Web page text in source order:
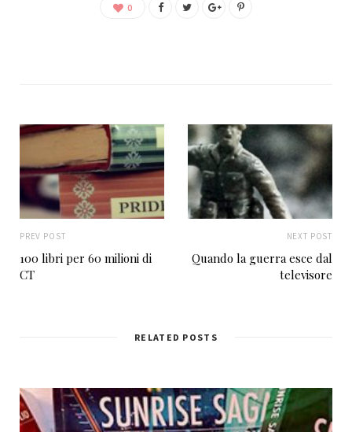
0
PREV POST
100 libri per 60 milioni di
CT
NEXT POST
Quando la guerra esce dal
televisore
RELATED POSTS